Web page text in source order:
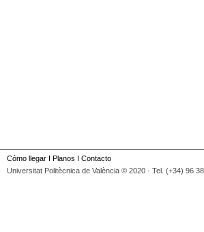
Cómo llegar I Planos I Contacto
Universitat Politècnica de València © 2020 · Tel. (+34) 96